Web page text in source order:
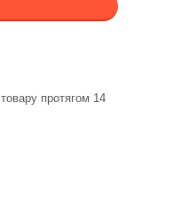
протягом 14